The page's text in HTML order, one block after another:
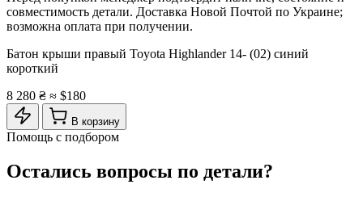
совместимость детали. Доставка Новой Почтой по Украине;
возможна оплата при получении.
Батон крыши правый Toyota Highlander 14- (02) синий
короткий
8 280 ₴ ≈ $180
В корзину
Помощь с подбором
Остались вопросы по детали?